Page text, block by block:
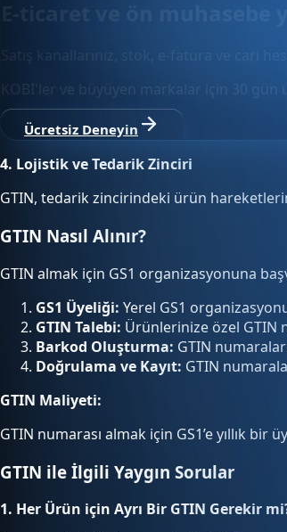
KOBİ'ler ve büyüyen markalar için 30
Ücretsiz Deneyin
4. Lojistik ve Tedarik Zinciri
GTIN, tedarik zincirindeki ürün
GTIN Nasıl Alınır?
GTIN almak için GS1 organizasyonuna
GS1 Üyeliği: Yerel GS1
GTIN Talebi: Ürünlerinize özel GTIN
Barkod Oluşturma: GTIN
Doğrulama ve Kayıt: GTIN
GTIN Maliyeti:
GTIN numarası almak için GS1’e yıllık
GTIN ile İlgili Yaygın Sorular
1. Her Ürün için Ayrı Bir GTIN Gerekir